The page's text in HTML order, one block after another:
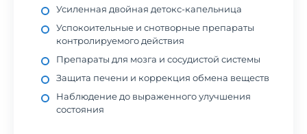
Усиленная двойная детокс-капельница
Успокоительные и снотворные препараты
контролируемого действия
Препараты для мозга и сосудистой системы
Защита печени и коррекция обмена веществ
Наблюдение до выраженного улучшения
состояния